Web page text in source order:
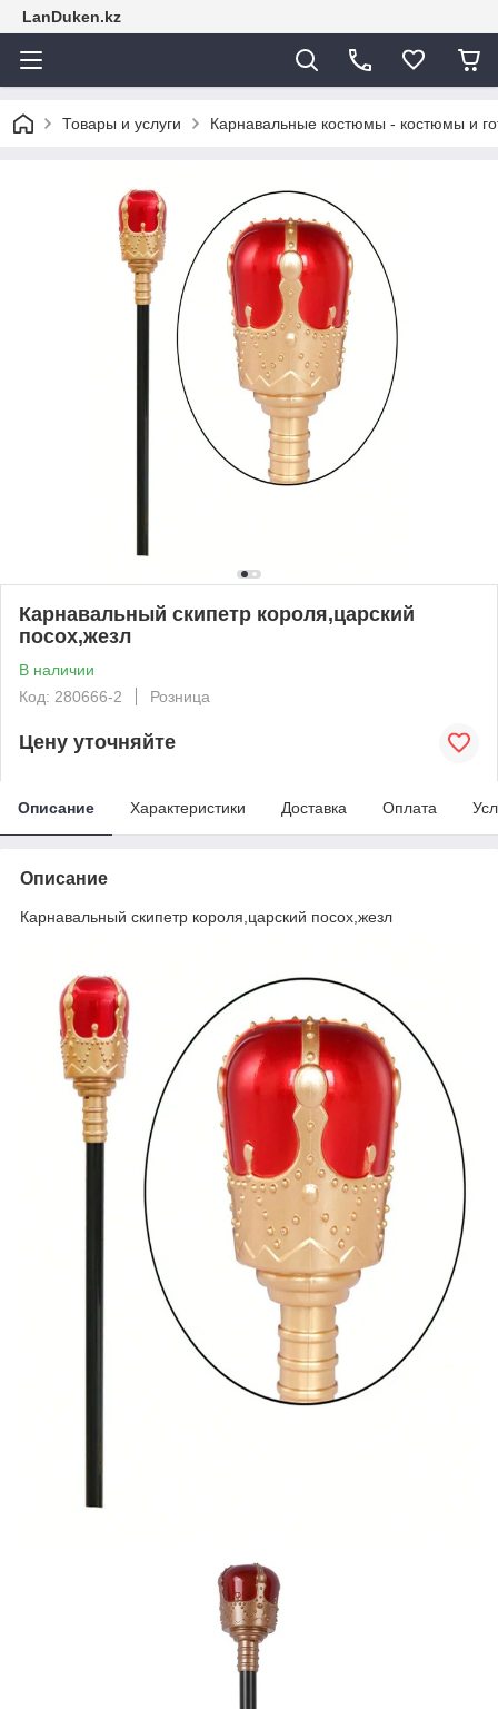
LanDuken.kz
Товары и услуги Карнавальные костюмы - костюмы и
Карнавальный скипетр короля,царский
посох,жезл
В наличии
Код: 280666-2
Розница
Цену уточняйте
Описание Характеристики Доставка Оплата
Описание
Карнавальный скипетр короля,царский посох,жезл